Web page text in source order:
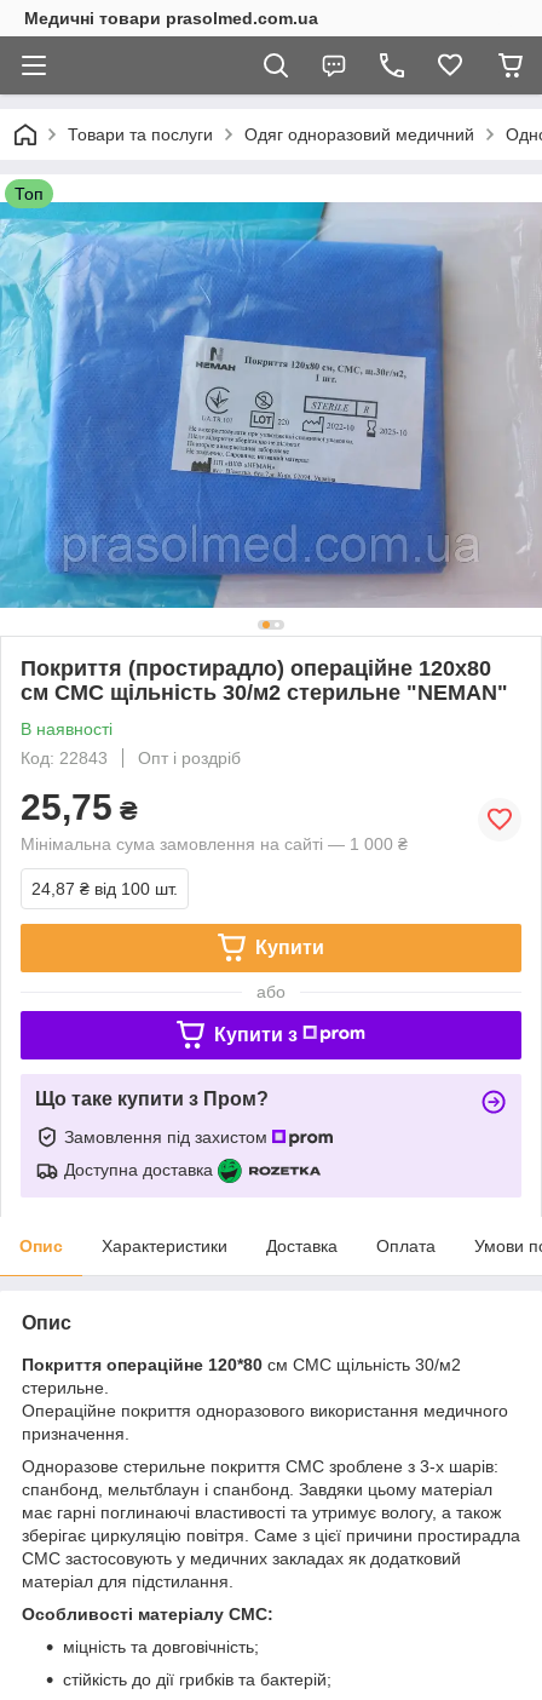
Медичні товари prasolmed.com.ua
Товари та послуги Одяг одноразовий медичний
Топ
Покриття (простирадло) операційне 120x80
см СМС щільність 30/м2 стерильне "NEMAN"
В наявності
Код: 22843
Опт і роздріб
25,75 ₴
Мінімальна сума замовлення на сайті — 1 000 ₴
24,87 ₴ від 100 шт.
Купити
або
Купити з
Що таке купити з Пром?
Замовлення під захистом
Доступна доставка
Опис Характеристики Доставка Оплата Умови
Опис
Покриття операційне 120*80 см СМС щільність 30/м2
стерильне.
Операційне покриття одноразового використання медичного
призначення.
Одноразове стерильне покриття СМС зроблене з 3-х шарів:
спанбонд, мельтблаун і спанбонд. Завдяки цьому матеріал
має гарні поглинаючі властивості та утримує вологу, а також
зберігає циркуляцію повітря. Саме з цієї причини простирадла
СМС застосовують у медичних закладах як додатковий
матеріал для підстилання.
Особливості матеріалу СМС:
міцність та довговічність;
стійкість до дії грибків та бактерій;